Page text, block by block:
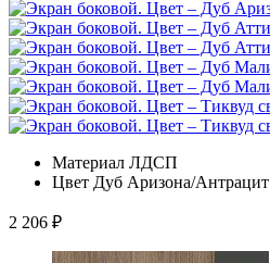
Материал ЛДСП
Цвет Дуб Аризона/Антрацит
2 206 ₽